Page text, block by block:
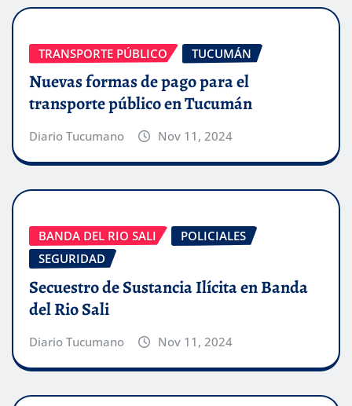
TRANSPORTE PÚBLICO TUCUMÁN
Nuevas formas de pago para el
transporte público en Tucumán
Diario Tucumano Nov 11, 2024
BANDA DEL RIO SALI
POLICIALES
SEGURIDAD
Secuestro de Sustancia Ilícita en Banda
del Rio Sali
Diario Tucumano Nov 11, 2024